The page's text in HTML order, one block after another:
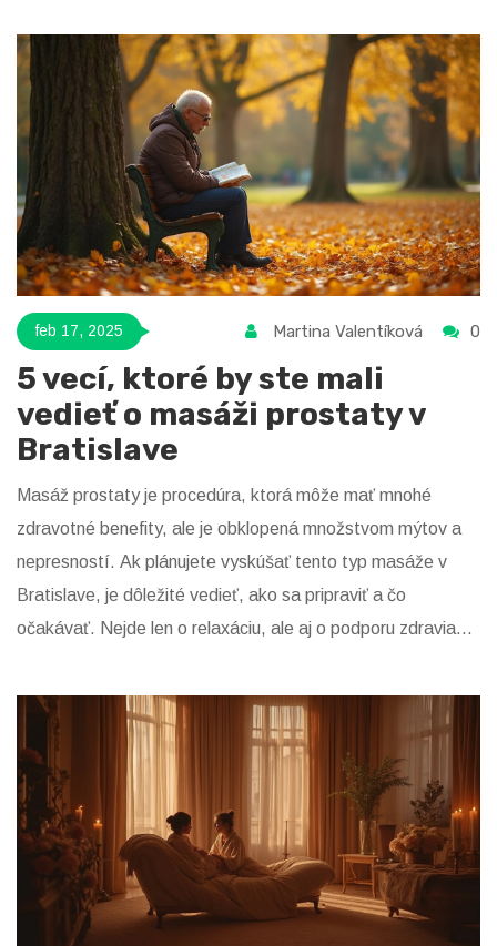
nových spôsobov, ako potešiť partnera.
feb 17, 2025 Martina Valentíková 0
5 vecí, ktoré by ste mali
vedieť o masáži prostaty v
Bratislave
Masáž prostaty je procedúra, ktorá môže mať mnohé
zdravotné benefity, ale je obklopená množstvom mýtov a
nepresností. Ak plánujete vyskúšať tento typ masáže v
Bratislave, je dôležité vedieť, ako sa pripraviť a čo
očakávať. Nejde len o relaxáciu, ale aj o podporu zdravia
masáž prostaty prináša a na čo by ste si mali dať pozor.